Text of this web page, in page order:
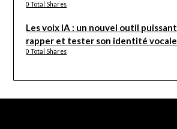
0 Total Shares
Les voix IA : un nouvel outil
rapper et tester son identité vocale
0 Total Shares